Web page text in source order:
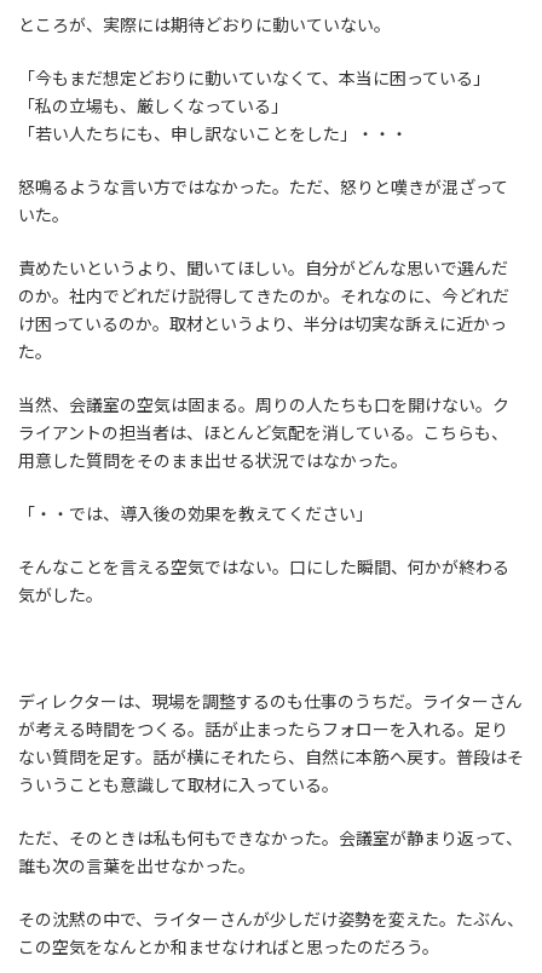
ところが、実際には期待どおりに動いていない。
「今もまだ想定どおりに動いていなくて、本当に困っている」
「私の立場も、厳しくなっている」
「若い人たちにも、申し訳ないことをした」・・・
怒鳴るような言い方ではなかった。ただ、怒りと嘆きが混ざって
いた。
責めたいというより、聞いてほしい。自分がどんな思いで選んだ
のか。社内でどれだけ説得してきたのか。それなのに、今どれだ
け困っているのか。取材というより、半分は切実な訴えに近かっ
た。
当然、会議室の空気は固まる。周りの人たちも口を開けない。ク
ライアントの担当者は、ほとんど気配を消している。こちらも、
用意した質問をそのまま出せる状況ではなかった。
「・・では、導入後の効果を教えてください」
そんなことを言える空気ではない。口にした瞬間、何かが終わる
気がした。
ディレクターは、現場を調整するのも仕事のうちだ。ライターさん
が考える時間をつくる。話が止まったらフォローを入れる。足り
ない質問を足す。話が横にそれたら、自然に本筋へ戻す。普段はそ
ういうことも意識して取材に入っている。
ただ、そのときは私も何もできなかった。会議室が静まり返って、
誰も次の言葉を出せなかった。
その沈黙の中で、ライターさんが少しだけ姿勢を変えた。たぶん、
この空気をなんとか和ませなければと思ったのだろう。